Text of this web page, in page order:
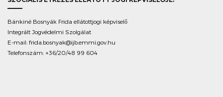
Bánkiné Bosnyák Frida ellátottjogi képviselő
Integrált Jogvédelmi Szolgálat
E-mail: frida.bosnyak@ijb.emmi.gov.hu
Telefonszám: +36/20/48 99 604